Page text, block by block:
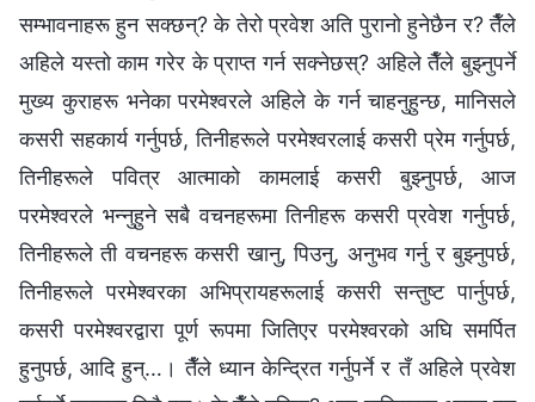
सम्भावनाहरू हुन सक्छन्? के तेरो प्रवेश अति पुरानो हुनेछैन र? तैँले
अहिले यस्तो काम गरेर के प्राप्त गर्न सक्‍नेछस्? अहिले तैँले बुझ्नुपर्ने
मुख्य कुराहरू भनेका परमेश्‍वरले अहिले के गर्न चाहनुहुन्छ, मानिसले
कसरी सहकार्य गर्नुपर्छ, तिनीहरूले परमेश्‍वरलाई कसरी प्रेम गर्नुपर्छ,
तिनीहरूले पवित्र आत्माको कामलाई कसरी बुझ्नुपर्छ, आज
परमेश्‍वरले भन्‍नुहुने सबै वचनहरूमा तिनीहरू कसरी प्रवेश गर्नुपर्छ,
तिनीहरूले ती वचनहरू कसरी खानु, पिउनु, अनुभव गर्नु र बुझ्नुपर्छ,
तिनीहरूले परमेश्‍वरका अभिप्रायहरूलाई कसरी सन्तुष्ट पार्नुपर्छ,
कसरी परमेश्‍वरद्वारा पूर्ण रूपमा जितिएर परमेश्‍वरको अघि समर्पित
हुनुपर्छ, आदि हुन्…। तैँले ध्यान केन्द्रित गर्नुपर्ने र तँ अहिले प्रवेश